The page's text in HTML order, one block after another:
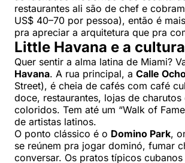
restaurantes ali são de chef e
US$ 40–70 por pessoa), então é
pra apreciar a arquitetura que pra
Little Havana e a
Quer sentir a alma latina de Miami?
Havana. A rua principal, a Calle
Street), é cheia de cafés com café
doce, restaurantes, lojas de charutos
coloridos. Tem até um “Walk of
de artistas latinos.
O ponto clássico é o Domino Park,
se reúnem pra jogar dominó, fumar
conversar. Os pratos típicos